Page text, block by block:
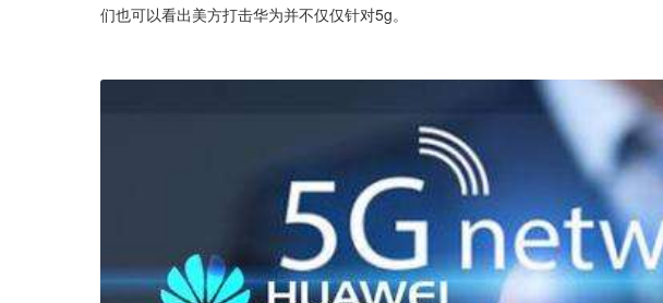
们也可以看出美方打击华为并不仅仅针对5g。